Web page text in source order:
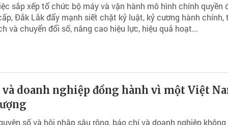
sắp xếp tổ chức bộ máy và vận hành mô hình chính quyền
Đắk Lắk đẩy mạnh siết chặt kỷ luật, kỷ cương hành chính,
và chuyển đổi số, nâng cao hiệu lực, hiệu quả hoạt...
và doanh nghiệp đồng hành vì một Việt
số và hội nhập sâu rộng, báo chí và doanh nghiệp